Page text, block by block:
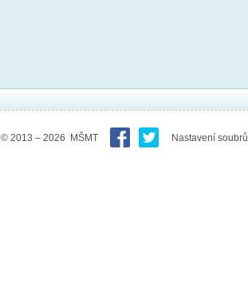
© 2013 – 2026 MŠMT Nastavení